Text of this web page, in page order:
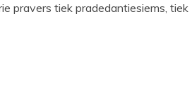
pravers tiek pradedantiesiems, tiek